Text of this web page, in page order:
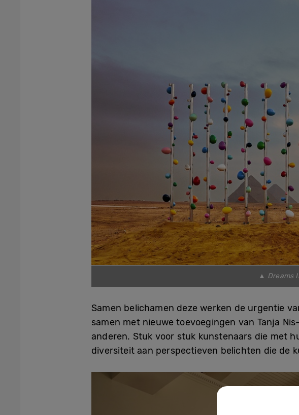
▲ Dreams
Samen belichamen deze werken de urgentie
samen met nieuwe toevoegingen van Tanja
anderen. Stuk voor stuk kunstenaars die met
diversiteit aan perspectieven belichten die de